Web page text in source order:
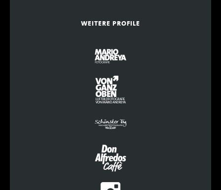
WEITERE PROFILE